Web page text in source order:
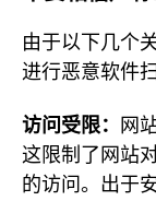
由于以下几个
进行恶意软件扫
访问受限：
网
这限制了网站
的访问。出于